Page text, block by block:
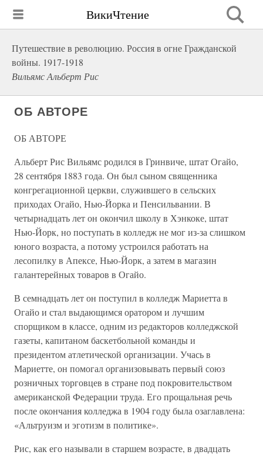
ВикиЧтение
Путешествие в революцию. Россия в огне Гражданской
войны. 1917-1918
Вильямс Альберт Рис
ОБ АВТОРЕ
ОБ АВТОРЕ
Альберт Рис Вильямс родился в Гринвиче, штат Огайо,
28 сентября 1883 года. Он был сыном священника
конгрегационной церкви, служившего в сельских
приходах Огайо, Нью-Йорка и Пенсильвании. В
четырнадцать лет он окончил школу в Хэнкоке, штат
Нью-Йорк, но поступать в колледж не мог из-за слишком
юного возраста, а потому устроился работать на
лесопилку в Апексе, Нью-Йорк, а затем в магазин
галантерейных товаров в Огайо.
В семнадцать лет он поступил в колледж Мариетта в
Огайо и стал выдающимся оратором и лучшим
спорщиком в классе, одним из редакторов колледжской
газеты, капитаном баскетбольной команды и
президентом атлетической организации. Учась в
Мариетте, он помогал организовывать первый союз
розничных торговцев в стране под покровительством
американской Федерации труда. Его прощальная речь
после окончания колледжа в 1904 году была озаглавлена:
«Альтруизм и эготизм в политике».
Рис, как его называли в старшем возрасте, в двадцать